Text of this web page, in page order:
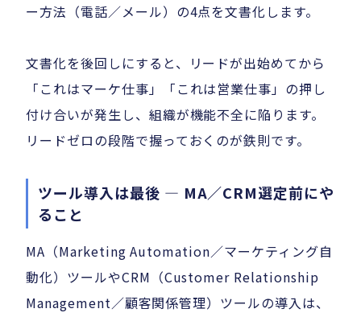
ー方法（電話／メール）の4点を文書化します。
文書化を後回しにすると、リードが出始めてから
「これはマーケ仕事」「これは営業仕事」の押し
付け合いが発生し、組織が機能不全に陥ります。
リードゼロの段階で握っておくのが鉄則です。
ツール導入は最後 — MA／CRM選定前にや
ること
MA（Marketing Automation／マーケティング自
動化）ツールやCRM（Customer Relationship
Management／顧客関係管理）ツールの導入は、